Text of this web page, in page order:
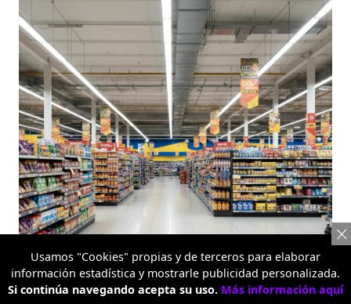
Usamos "Cookies" propias y de terceros para elaborar
información estadística y mostrarle publicidad personalizada.
Si continúa navegando acepta su uso. Más información aquí